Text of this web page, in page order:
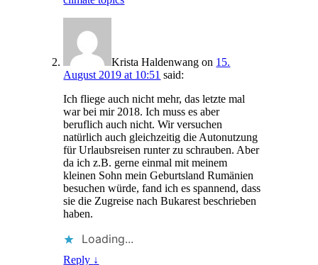
Krista Haldenwang on 15.
August 2019 at 10:51 said:
Ich fliege auch nicht mehr, das letzte mal
war bei mir 2018. Ich muss es aber
beruflich auch nicht. Wir versuchen
natürlich auch gleichzeitig die Autonutzung
für Urlaubsreisen runter zu schrauben. Aber
da ich z.B. gerne einmal mit meinem
kleinen Sohn mein Geburtsland Rumänien
besuchen würde, fand ich es spannend, dass
sie die Zugreise nach Bukarest beschrieben
haben.
Loading...
Reply ↓